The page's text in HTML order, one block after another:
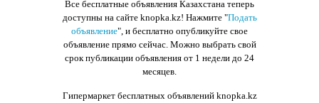
Все бесплатные объявления Казахстана теперь
доступны на сайте knopka.kz! Нажмите "Подать
объявление", и бесплатно опубликуйте свое
объявление прямо сейчас. Можно выбрать свой
срок публикации объявления от 1 недели до 24
месяцев.
Гипермаркет бесплатных объявлений knopka.kz